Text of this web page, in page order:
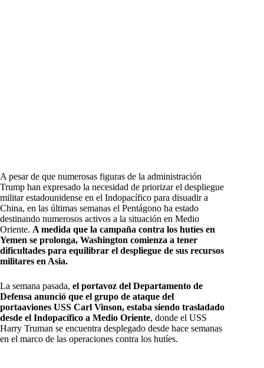
A pesar de que numerosas figuras de la administración
Trump han expresado la necesidad de priorizar el despliegue
militar estadounidense en el Indopacífico para disuadir a
China, en las últimas semanas el Pentágono ha estado
destinando numerosos activos a la situación en Medio
Oriente. A medida que la campaña contra los hutíes en
Yemen se prolonga, Washington comienza a tener
dificultades para equilibrar el despliegue de sus recursos
militares en Asia.
La semana pasada, el portavoz del Departamento de
Defensa anunció que el grupo de ataque del
portaaviones USS Carl Vinson, estaba siendo trasladado
desde el Indopacífico a Medio Oriente, donde el USS
Harry Truman se encuentra desplegado desde hace semanas
en el marco de las operaciones contra los hutíes.